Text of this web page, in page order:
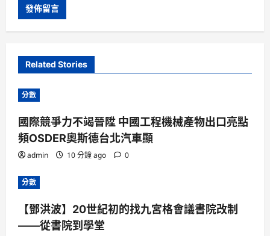
Related Stories
分數
國際競爭力不竭晉陞 中國工程機械產物出口亮點
頻OSDER奧斯德台北汽車顯
admin 10 分鐘 ago 0
分數
【鄧洪波】20世紀初的找九宮格會議書院改制
——從書院到學堂